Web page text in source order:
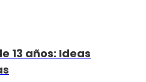
13 años: Ideas